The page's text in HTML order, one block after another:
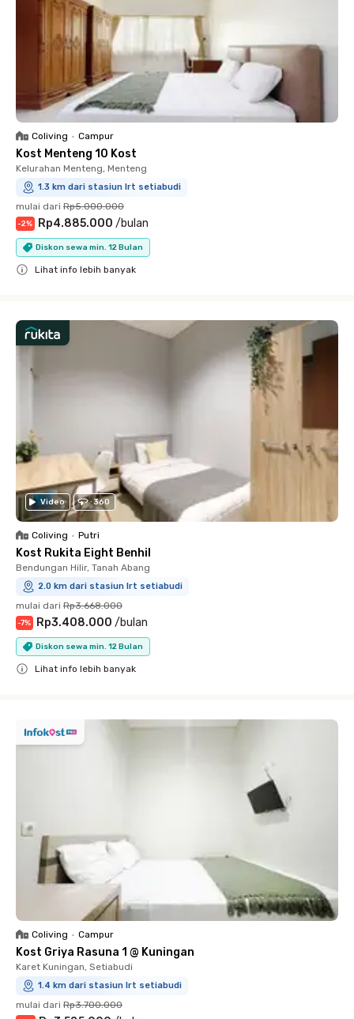
Coliving • Campur
Kost Menteng 10 Kost
Kelurahan Menteng, Menteng
1.3 km dari stasiun lrt setiabudi
mulai dari Rp5.000.000
-2% Rp4.885.000 /bulan
Diskon sewa min. 12 Bulan
Lihat info lebih banyak
Video 360
Coliving • Putri
Kost Rukita Eight Benhil
Bendungan Hilir, Tanah Abang
2.0 km dari stasiun lrt setiabudi
mulai dari Rp3.668.000
-7% Rp3.408.000 /bulan
Diskon sewa min. 12 Bulan
Lihat info lebih banyak
Coliving • Campur
Kost Griya Rasuna 1 @ Kuningan
Karet Kuningan, Setiabudi
1.4 km dari stasiun lrt setiabudi
mulai dari Rp3.700.000